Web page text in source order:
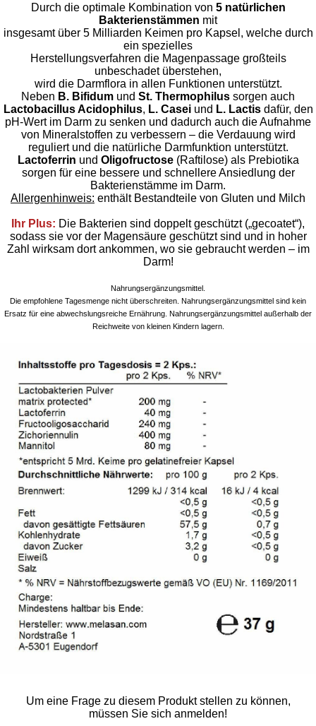
Durch die optimale Kombination von 5 natürlichen
Bakterienstämmen mit
insgesamt über 5 Milliarden Keimen pro Kapsel, welche durch
ein spezielles
Herstellungsverfahren die Magenpassage großteils
unbeschadet überstehen,
wird die Darmflora in allen Funktionen unterstützt.
Neben B. Bifidum und St. Thermophilus sorgen auch
Lactobacillus Acidophilus, L. Caseiund L. Lactis dafür, den
pH-Wert im Darm zu senken und dadurch auch die Aufnahme
von Mineralstoffen zu verbessern – die Verdauung wird
reguliert und die natürliche Darmfunktion unterstützt.
Lactoferrin und Oligofructose(Raftilose) als Prebiotika
sorgen für eine bessere und schnellere Ansiedlung der
Bakterienstämme im Darm.
Allergenhinweis: enthält Bestandteile von Gluten und Milch
Ihr Plus: Die Bakterien sind doppelt geschützt („gecoatet“),
sodass sie vor der Magensäure geschützt sind und in hoher
Zahl wirksam dort ankommen, wo sie gebraucht werden – im
Darm!
Nahrungsergänzungsmittel.
Die empfohlene Tagesmenge nicht überschreiten. Nahrungsergänzungsmittel sind kein
Ersatz für eine abwechslungsreiche Ernährung. Nahrungsergänzungsmittel außerhalb der
Reichweite von kleinen Kindern lagern.
Um eine Frage zu diesem Produkt stellen zu können,
müssen Sie sich anmelden!